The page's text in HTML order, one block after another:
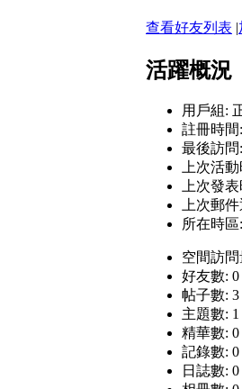
查看好友列表 |
活躍概況
用戶組:
註冊時間
最後訪問
上次活動
上次發表
上次郵件
所在時
空間訪問
好友數: 0
帖子數: 3
主題數: 1
精華數: 0
記錄數: 0
日誌數: 0